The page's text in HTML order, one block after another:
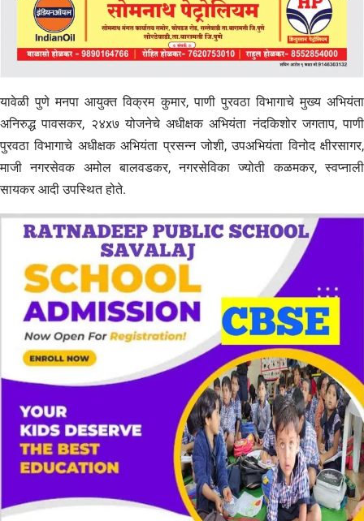
यावेळी पुणे मनपा आयुक्त विक्रम कुमार, पाणी पुरवठा विभागाचे मुख्य अभियंता
अनिरुद्ध पावसकर, २४x७ योजनेचे अधीक्षक अभियंता नंदकिशोर जगताप, पाणी
पुरवठा विभागाचे अधीक्षक अभियंता प्रसन्न जोशी, उपअभियंता विनोद क्षीरसागर,
माजी नगरसेवक अमोल बालवडकर, नगरसेविका ज्योती कळमकर, स्वप्नाली
सायकर आदी उपस्थित होते.